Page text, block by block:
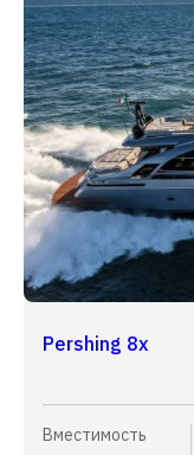
Pershing 8x
Вместимость